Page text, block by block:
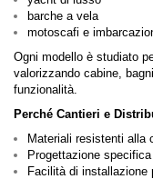
barche a vela
motoscafi e
Ogni modello è studiato
valorizzando cabine,
funzionalità.
Perché Cantieri e
Materiali resistenti alla
Progettazione
Facilità di installazione